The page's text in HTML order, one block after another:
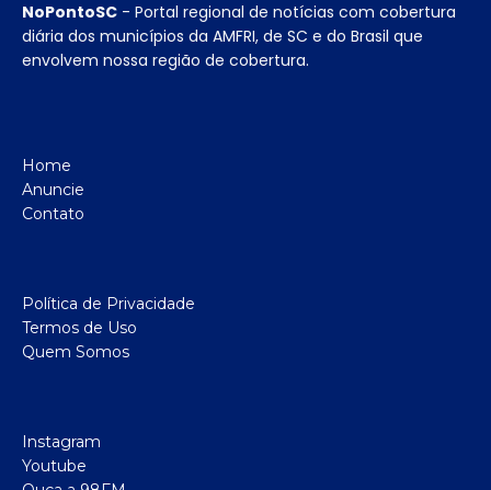
NoPontoSC - Portal regional de notícias com cobertura
diária dos municípios da AMFRI, de SC e do Brasil que
envolvem nossa região de cobertura.
Home
Anuncie
Contato
Política de Privacidade
Termos de Uso
Quem Somos
Instagram
Youtube